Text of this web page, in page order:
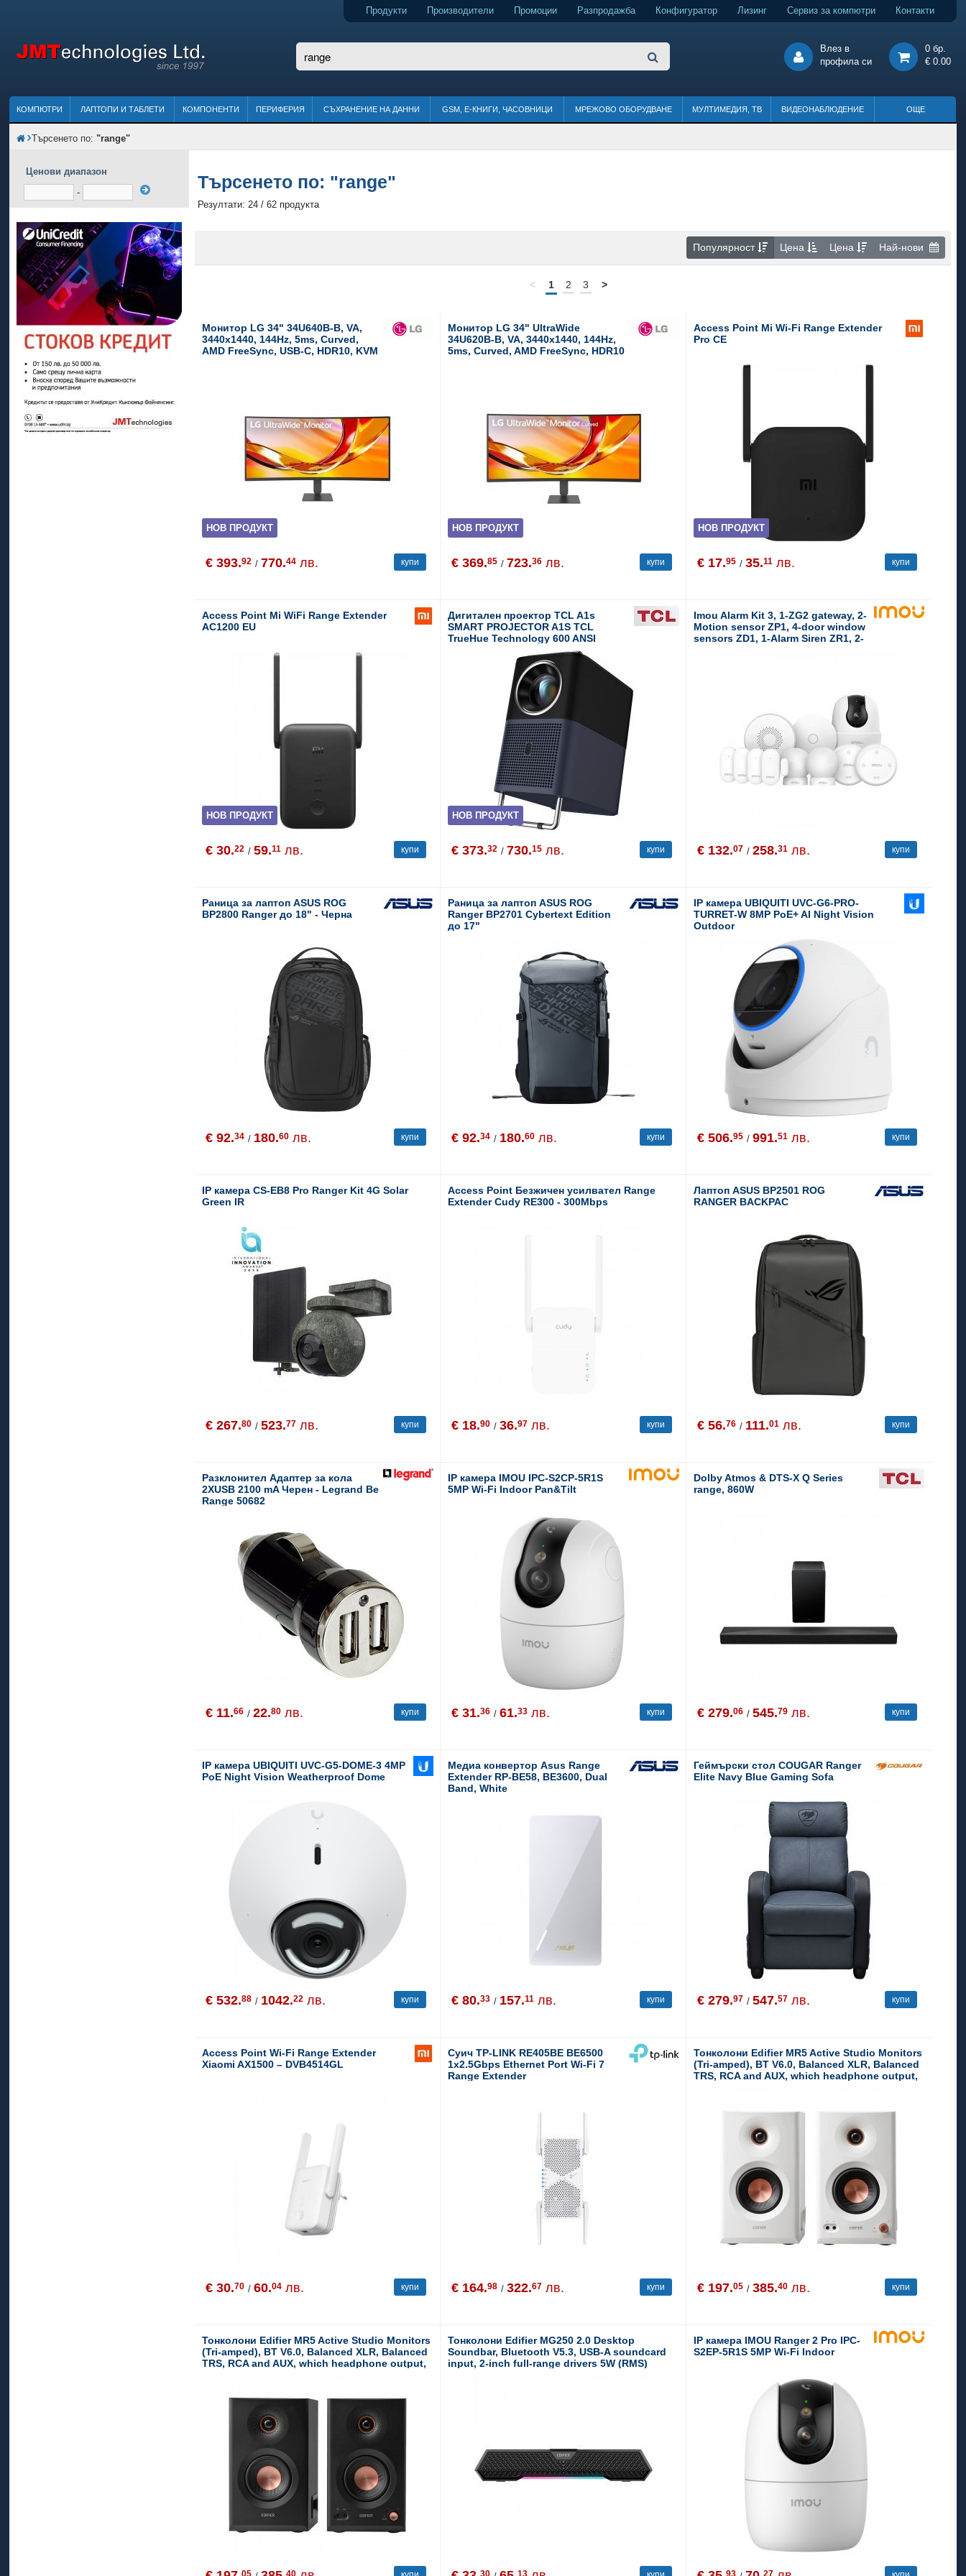
Продукти Производители Промоции Разпродажба Конфигуратор Лизинг Сервиз за компютри Контакти
Влез в
профила си
0 бр.
€ 0.00
КОМПЮТРИ ЛАПТОПИ И ТАБЛЕТИ КОМПОНЕНТИ ПЕРИФЕРИЯ СЪХРАНЕНИЕ НА ДАННИ GSM, Е-КНИГИ, ЧАСОВНИЦИ МРЕЖОВО ОБОРУДВАНЕ МУЛТИМЕДИЯ, ТВ ВИДЕОНАБЛЮДЕНИЕ ОЩЕ
Търсенето по: "range"
Ценови диапазон
-
Търсенето по: "range"
Резултати: 24 / 62 продукта
Популярност Цена Цена Най-нови
< 1 2 3 >
Монитор LG 34" 34U640B-B, VA,
3440x1440, 144Hz, 5ms, Curved,
AMD FreeSync, USB-C, HDR10, KVM
НОВ ПРОДУКТ
€ 393.92 / 770.44 лв. купи
Монитор LG 34" UltraWide
34U620B-B, VA, 3440x1440, 144Hz,
5ms, Curved, AMD FreeSync, HDR10
НОВ ПРОДУКТ
€ 369.85 / 723.36 лв. купи
Access Point Mi Wi-Fi Range Extender
Pro CE
НОВ ПРОДУКТ
€ 17.95 / 35.11 лв. купи
Access Point Mi WiFi Range Extender
AC1200 EU
НОВ ПРОДУКТ
€ 30.22 /59.11 лв. купи
Дигитален проектор TCL A1s
SMART PROJECTOR A1S TCL
TrueHue Technology 600 ANSI
НОВ ПРОДУКТ
€ 373.32 / 730.15 лв. купи
Imou Alarm Kit 3, 1-ZG2 gateway, 2-
Motion sensor ZP1, 4-door window
sensors ZD1, 1-Alarm Siren ZR1, 2-
€ 132.07 / 258.31 лв. купи
Раница за лаптоп ASUS ROG
BP2800 Ranger до 18" - Черна
€ 92.34 / 180.60 лв. купи
Раница за лаптоп ASUS ROG
Ranger BP2701 Cybertext Edition
до 17"
€ 92.34 / 180.60 лв. купи
IP камера UBIQUITI UVC-G6-PRO-
TURRET-W 8MP PoE+ AI Night Vision
Outdoor
€ 506.95 / 991.51 лв. купи
IP камера CS-EB8 Pro Ranger Kit 4G Solar
Green IR
€ 267.80 /523.77 лв. купи
Access Point Безжичен усилвател Range
Extender Cudy RE300 - 300Mbps
€ 18.90 /36.97 лв. купи
Лаптоп ASUS BP2501 ROG
RANGER BACKPAC
€ 56.76 / 111.01 лв. купи
Разклонител Адаптер за кола
2XUSB 2100 mA Черен - Legrand Be
Range 50682
€ 11.66 /22.80 лв. купи
IP камера IMOU IPC-S2CP-5R1S
5MP Wi-Fi Indoor Pan&Tilt
€ 31.36 /61.33 лв. купи
Dolby Atmos & DTS-X Q Series
range, 860W
€ 279.06 / 545.79 лв. купи
IP камера UBIQUITI UVC-G5-DOME-3 4MP
PoE Night Vision Weatherproof Dome
€ 532.88 / 1042.22 лв. купи
Медиа конвертор Asus Range
Extender RP-BE58, BE3600, Dual
Band, White
€ 80.33 / 157.11 лв. купи
Геймърски стол COUGAR Ranger
Elite Navy Blue Gaming Sofa
€ 279.97 / 547.57 лв. купи
Access Point Wi-Fi Range Extender
Xiaomi AX1500 – DVB4514GL
€ 30.70 /60.04 лв. купи
Суич TP-LINK RE405BE BE6500
1x2.5Gbps Ethernet Port Wi-Fi 7
Range Extender
€ 164.98 /322.67 лв. купи
Тонколони Edifier MR5 Active Studio Monitors
(Tri-amped), BT V6.0, Balanced XLR, Balanced
TRS, RCA and AUX, which headphone output,
Room Acoustic Compensation, White
€ 197.05 / 385.40 лв. купи
Тонколони Edifier MR5 Active Studio Monitors
(Tri-amped), BT V6.0, Balanced XLR, Balanced
TRS, RCA and AUX, which headphone output,
Room Acoustic Compensation, Black
05 40
Тонколони Edifier MG250 2.0 Desktop
Soundbar, Bluetooth V5.3, USB-A soundcard
input, 2-inch full-range drivers 5W (RMS)
30 13
IP камера IMOU Ranger 2 Pro IPC-
S2EP-5R1S 5MP Wi-Fi Indoor
93 27